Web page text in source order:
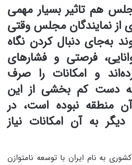
هم تاثیر بسیار مهمی
از نمایندگان مجلس وقتی
به‌جای دنبال کردن نگاه
فرصتی و فشار‌های
و امکانات را صرف
که دست کم بخشی از این
آن منطقه نبوده است، در
به آن امکانات نیاز
به نام ایران با توسعه نامتوازن